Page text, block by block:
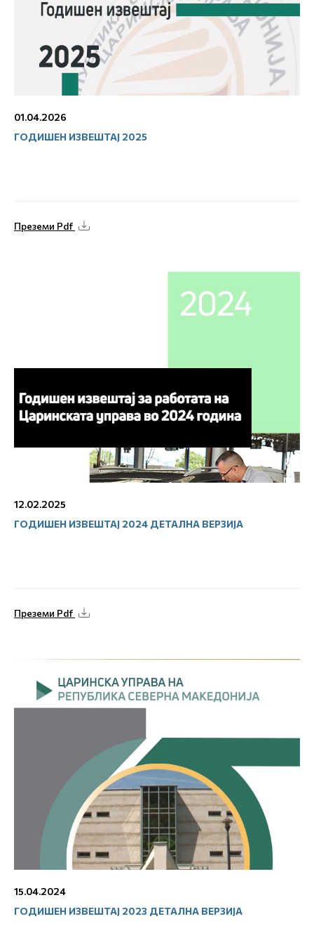
01.04.2026
ГОДИШЕН ИЗВЕШТАЈ 2025
Преземи Pdf
12.02.2025
ГОДИШЕН ИЗВЕШТАЈ 2024 ДЕТАЛНА ВЕРЗИЈА
Преземи Pdf
15.04.2024
ГОДИШЕН ИЗВЕШТАЈ 2023 ДЕТАЛНА ВЕРЗИЈА